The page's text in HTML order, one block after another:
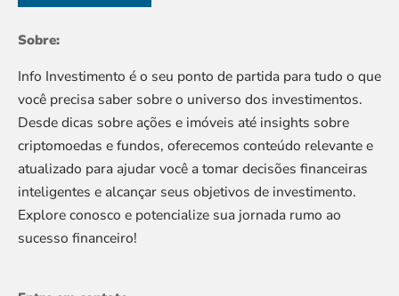
Sobre:
Info Investimento é o seu ponto de partida para tudo o que
você precisa saber sobre o universo dos investimentos.
Desde dicas sobre ações e imóveis até insights sobre
criptomoedas e fundos, oferecemos conteúdo relevante e
atualizado para ajudar você a tomar decisões financeiras
inteligentes e alcançar seus objetivos de investimento.
Explore conosco e potencialize sua jornada rumo ao
sucesso financeiro!